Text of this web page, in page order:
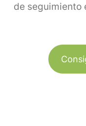
de seguimiento